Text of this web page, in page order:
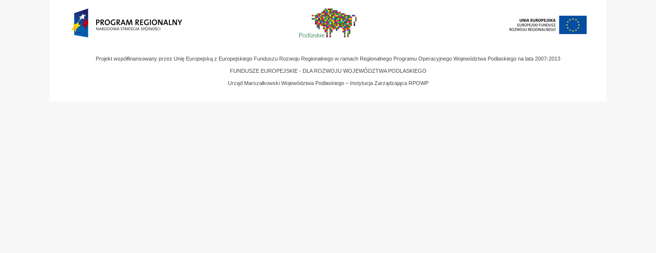
Projekt współfinansowany przez Unię Europejską z Europejskiego Funduszu Rozwoju Regionalnego w ramach Regionalnego Programu Operacyjnego Województwa Podlaskiego na lata 2007-2013
FUNDUSZE EUROPEJSKIE - DLA ROZWOJU WOJEWÓDZTWA PODLASKIEGO
Urząd Marszałkowski Województwa Podlaskiego – Instytucja Zarządzająca RPOWP